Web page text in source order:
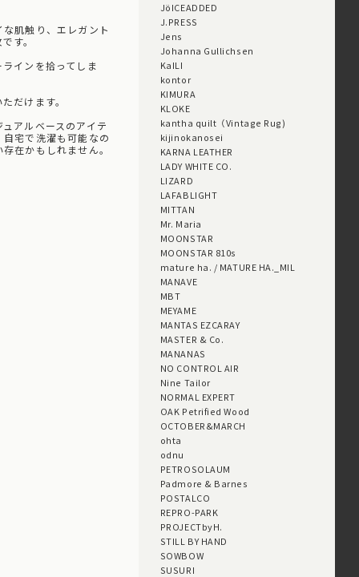
肌触り、エレガント
す。
インを拾ってしま
だけます。
アルベースのアイテ
宅で洗濯も可能なの
在かもしれません。
JöICEADDED
J.PRESS
Jens
Johanna Gullichsen
KaILI
kontor
KIMURA
KLOKE
kantha quilt（Vintage Rug)
kijinokanosei
KARNA LEATHER
LADY WHITE CO.
LIZARD
LAFABLIGHT
MITTAN
Mr. Maria
MOONSTAR
MOONSTAR 810s
mature ha. / MATURE HA._MIL
MANAVE
MBT
MEYAME
MANTAS EZCARAY
MASTER & Co.
MANANAS
NO CONTROL AIR
Nine Tailor
NORMAL EXPERT
OAK Petrified Wood
OCTOBER&MARCH
ohta
odnu
PETROSOLAUM
Padmore & Barnes
POSTALCO
REPRO-PARK
PROJECTbyH.
STILL BY HAND
SOWBOW
SUSURI